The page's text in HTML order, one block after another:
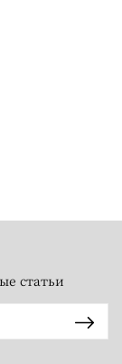
статьи